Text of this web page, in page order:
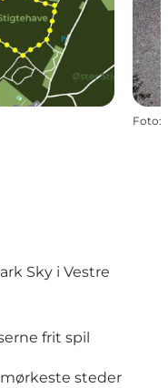
Foto:
Sky i Vestre
frit spil
steder